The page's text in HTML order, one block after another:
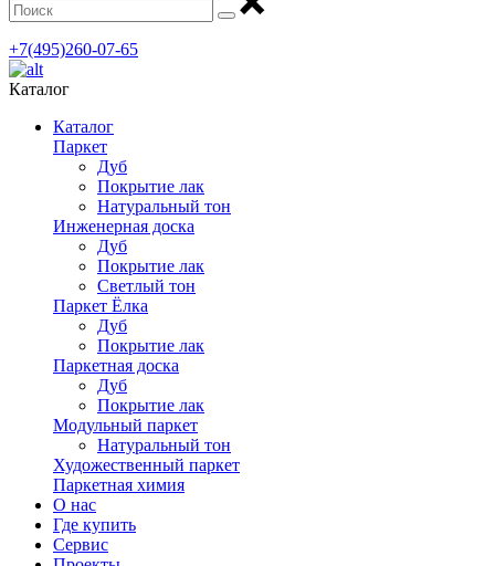
+7(495)260-07-65
Каталог
Каталог
Паркет
Дуб
Покрытие лак
Натуральный тон
Инженерная доска
Дуб
Покрытие лак
Светлый тон
Паркет Ёлка
Дуб
Покрытие лак
Паркетная доска
Дуб
Покрытие лак
Модульный паркет
Натуральный тон
Художественный паркет
Паркетная химия
О нас
Где купить
Сервис